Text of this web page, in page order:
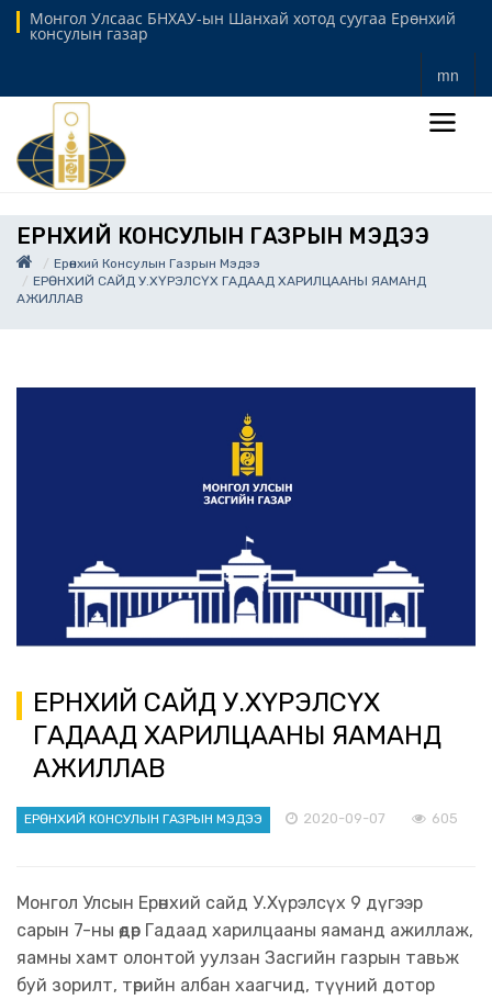
Монгол Улсаас БНХАУ-ын Шанхай хотод суугаа Ерөнхий
консулын газар
mn
ЕРӨНХИЙ КОНСУЛЫН ГАЗРЫН МЭДЭЭ
Ерөнхий Консулын Газрын Мэдээ
ЕРӨНХИЙ САЙД У.ХҮРЭЛСҮХ ГАДААД ХАРИЛЦААНЫ ЯАМАНД
АЖИЛЛАВ
ЕРӨНХИЙ САЙД У.ХҮРЭЛСҮХ
ГАДААД ХАРИЛЦААНЫ ЯАМАНД
АЖИЛЛАВ
ЕРӨНХИЙ КОНСУЛЫН ГАЗРЫН МЭДЭЭ 2020-09-07 605
Монгол Улсын Ерөнхий сайд У.Хүрэлсүх 9 дүгээр
сарын 7-ны өдөр Гадаад харилцааны яаманд ажиллаж,
яамны хамт олонтой уулзан Засгийн газрын тавьж
буй зорилт, төрийн албан хаагчид, түүний дотор